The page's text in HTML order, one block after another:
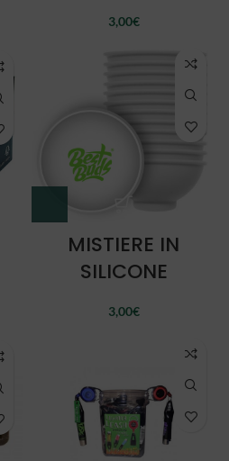
3,00€
MISTIERE IN
SILICONE
3,00€